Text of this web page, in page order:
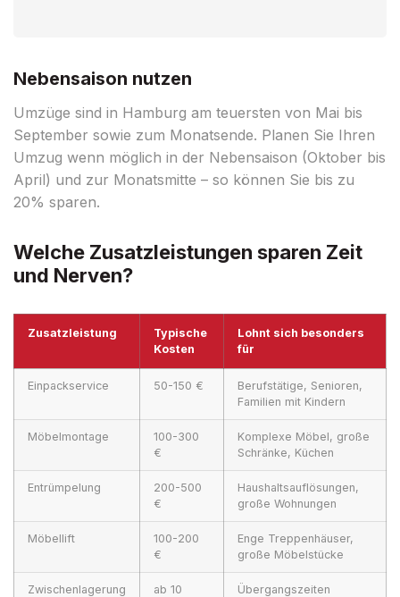
Nebensaison nutzen
Umzüge sind in Hamburg am teuersten von Mai bis
September sowie zum Monatsende. Planen Sie Ihren
Umzug wenn möglich in der Nebensaison (Oktober bis
April) und zur Monatsmitte – so können Sie bis zu
20% sparen.
Welche Zusatzleistungen sparen Zeit
und Nerven?
Zusatzleistung
Typische
Kosten
Lohnt sich besonders
für
Einpackservice 50-150 €
Berufstätige, Senioren,
Familien mit Kindern
Möbelmontage
100-300
€
Komplexe Möbel, große
Schränke, Küchen
Entrümpelung
200-500
€
Haushaltsauflösungen,
große Wohnungen
Möbellift
100-200
€
Enge Treppenhäuser,
große Möbelstücke
Zwischenlagerung
ab 10
Übergangszeiten